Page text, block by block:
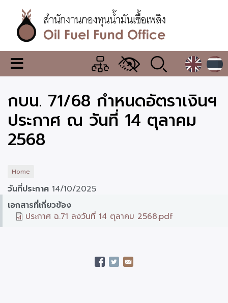
content
สำนักงาน
กองทุน
น้ำมัน
เชื้อ
เพลิง
เมนู
เปลี่ยน
แสดง
ผล
กบน. 71/68 กำหนดอัตราเงินฯ
ประกาศ ณ วันที่ 14 ตุลาคม
2568
Home
วันที่ประกาศ 14/10/2025
เอกสารที่เกี่ยวข้อง
ประกาศ ฉ.71 ลงวันที่ 14 ตุลาคม 2568.pdf